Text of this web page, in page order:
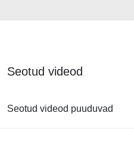
Seotud videod
Seotud videod puuduvad